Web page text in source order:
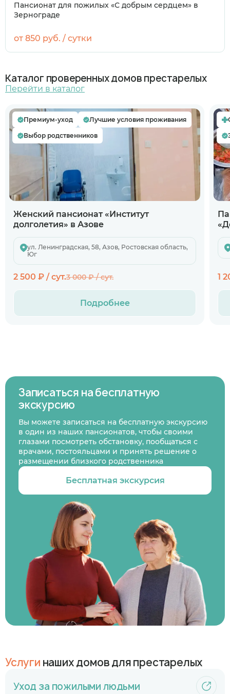
Пансионат для пожилых «С добрым сердцем» в
Зернограде
от 850 руб. / сутки
Каталог проверенных домов престарелых
Перейти в каталог
Премиум-уход Лучшие условия проживания
Выбор родственников
Женский пансионат «Институт
долголетия» в Азове
ул. Ленинградская, 58, Азов, Ростовская область,
Юг
2 500 ₽ / сут.3 000 ₽ / сут.
Подробнее
1
Записаться на бесплатную
экскурсию
Вы можете записаться на бесплатную экскурсию
в один из наших пансионатов, чтобы своими
глазами посмотреть обстановку, пообщаться с
врачами, постояльцами и принять решение о
размещении близкого родственника
Бесплатная экскурсия
Услуги наших домов для престарелых
Уход за пожилыми людьми